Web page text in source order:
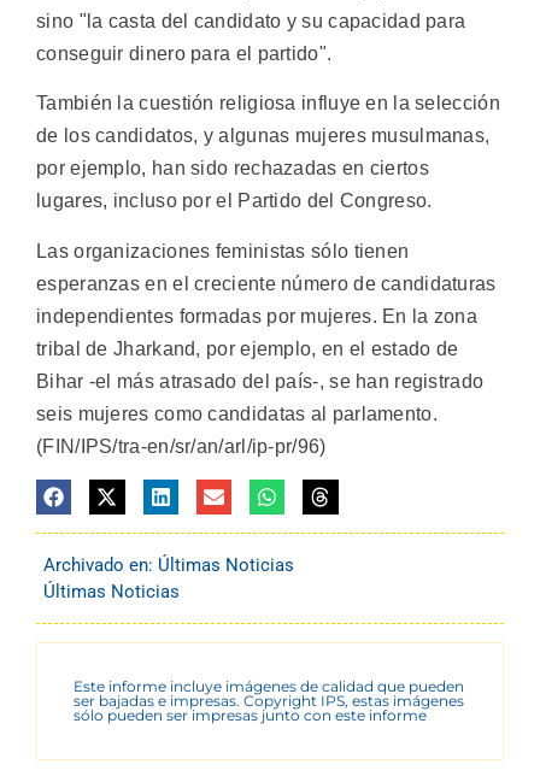
sino "la casta del candidato y su capacidad para
conseguir dinero para el partido".
También la cuestión religiosa influye en la selección
de los candidatos, y algunas mujeres musulmanas,
por ejemplo, han sido rechazadas en ciertos
lugares, incluso por el Partido del Congreso.
Las organizaciones feministas sólo tienen
esperanzas en el creciente número de candidaturas
independientes formadas por mujeres. En la zona
tribal de Jharkand, por ejemplo, en el estado de
Bihar -el más atrasado del país-, se han registrado
seis mujeres como candidatas al parlamento.
(FIN/IPS/tra-en/sr/an/arl/ip-pr/96)
Archivado en: Últimas Noticias
Últimas Noticias
Este informe incluye imágenes de calidad que pueden
ser bajadas e impresas. Copyright IPS, estas imágenes
sólo pueden ser impresas junto con este informe